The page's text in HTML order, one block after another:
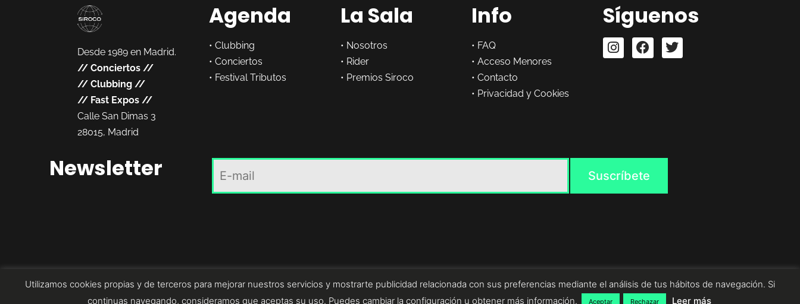
Desde 1989 en Madrid.
// Conciertos //
// Clubbing //
// Fast Expos //
Calle San Dimas 3
28015, Madrid
Agenda
• Clubbing
• Conciertos
• Festival Tributos
La Sala
• Nosotros
• Rider
• Premios Siroco
Info
• FAQ
•Acceso Menores
•Contacto
• Privacidad y Cookies
Síguenos
Newsletter
Utilizamos cookies propias y de terceros para mejorar nuestros servicios y mostrarte publicidad relacionada con sus preferencias mediante el análisis de tus hábitos de navegación. Si
continuas navegando, consideramos que aceptas su uso. Puedes cambiar la configuración u obtener más información.
Aceptar Rechazar Leer más